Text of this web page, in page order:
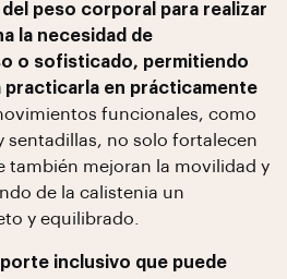
peso corporal para realizar
la necesidad de
o sofisticado, permitiendo
practicarla en prácticamente
funcionales, como
sentadillas, no solo fortalecen
también mejoran la movilidad y
de la calistenia un
y equilibrado.
inclusivo que puede